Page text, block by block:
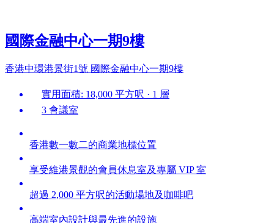
國際金融中心一期9樓
香港中環港景街1號 國際金融中心一期9樓
實用面積: 18,000 平方呎 · 1 層
3 會議室
香港數一數二的商業地標位置
享受維港景觀的會員休息室及專屬 VIP 室
超過 2,000 平方呎的活動場地及咖啡吧
高端室內設計與最先進的設施